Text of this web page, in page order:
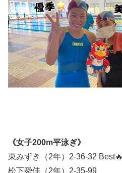
《女子200m平泳ぎ》
東みずき（2年）2-36-32 Best🔥
松下舜佳（2年）2-35-99